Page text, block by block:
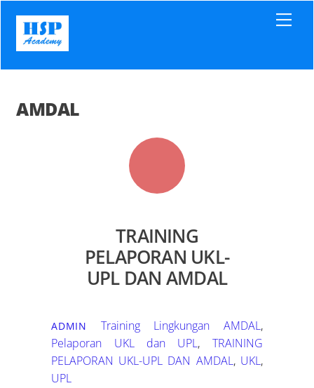
content
AMDAL
TRAINING
PELAPORAN UKL-
UPL DAN AMDAL
ADMIN Training Lingkungan AMDAL,
Pelaporan UKL dan UPL, TRAINING
PELAPORAN UKL-UPL DAN AMDAL, UKL,
UPL